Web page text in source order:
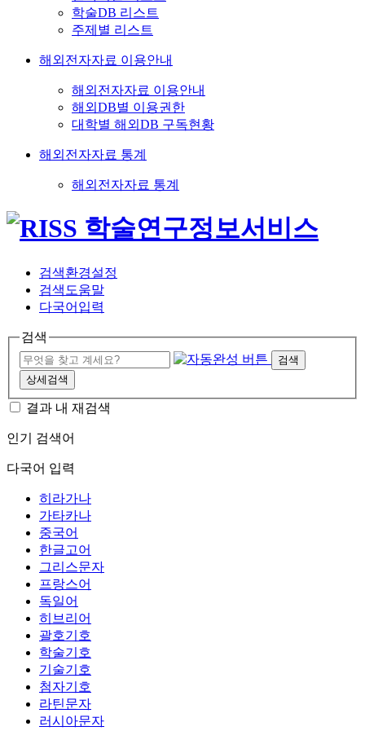
학술DB 리스트
주제별 리스트
해외전자자료 이용안내
해외전자자료 이용안내
해외DB별 이용권한
대학별 해외DB 구독현황
해외전자자료 통계
해외전자자료 통계
검색환경설정
검색도움말
다국어입력
검색
검색
상세검색
결과 내 재검색
인기 검색어
다국어 입력
히라가나
가타카나
중국어
한글고어
그리스문자
프랑스어
독일어
히브리어
괄호기호
학술기호
기술기호
첨자기호
라틴문자
러시아문자